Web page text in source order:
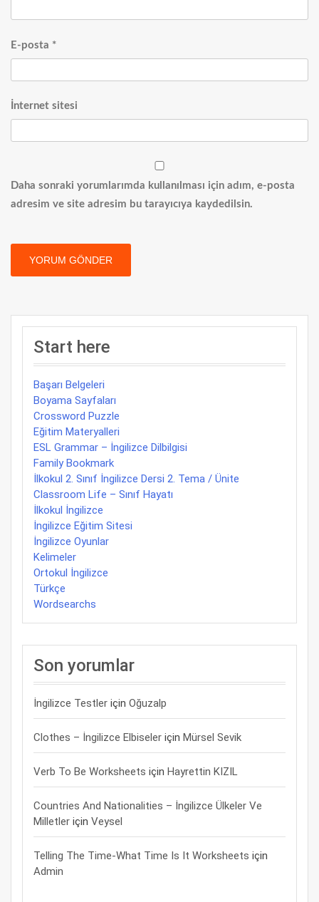
E-posta *
İnternet sitesi
Daha sonraki yorumlarımda kullanılması için adım, e-posta
adresim ve site adresim bu tarayıcıya kaydedilsin.
Start here
Başarı Belgeleri
Boyama Sayfaları
Crossword Puzzle
Eğitim Materyalleri
ESL Grammar – İngilizce Dilbilgisi
Family Bookmark
İlkokul 2. Sınıf İngilizce Dersi 2. Tema / Ünite
Classroom Life – Sınıf Hayatı
İlkokul İngilizce
İngilizce Eğitim Sitesi
İngilizce Oyunlar
Kelimeler
Ortokul İngilizce
Türkçe
Wordsearchs
Son yorumlar
İngilizce Testler için Oğuzalp
Clothes – İngilizce Elbiseler için Mürsel Sevik
Verb To Be Worksheets için Hayrettin KIZIL
Countries And Nationalities – İngilizce Ülkeler Ve
Milletler için Veysel
Telling The Time-What Time Is It Worksheets için
Admin